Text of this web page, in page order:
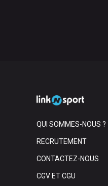
QUI SOMMES-NOUS ?
RECRUTEMENT
CONTACTEZ-NOUS
CGV ET CGU